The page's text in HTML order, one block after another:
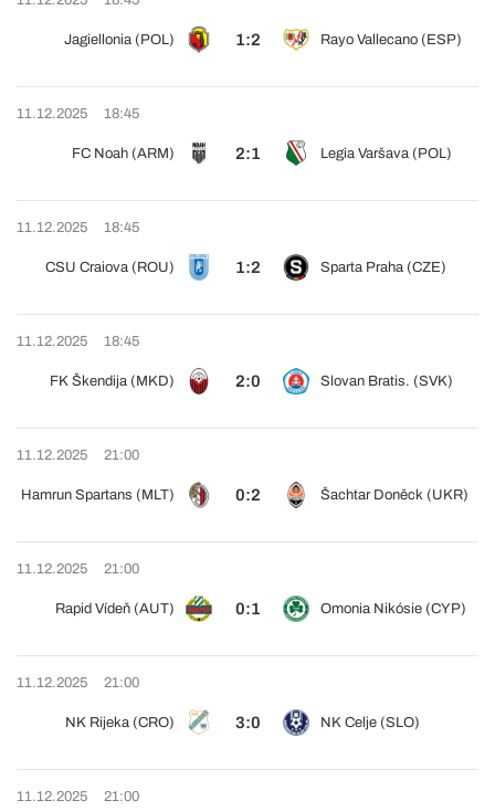
Jagiellonia (POL) 1:2 Rayo Vallecano (ESP)
11.12.2025 18:45
FC Noah (ARM) 2:1 Legia Varšava (POL)
11.12.2025 18:45
CSU Craiova (ROU) 1:2 Sparta Praha (CZE)
11.12.2025 18:45
FK Škendija (MKD) 2:0 Slovan Bratis. (SVK)
11.12.2025 21:00
Hamrun Spartans (MLT) 0:2 Šachtar Doněck (UKR)
11.12.2025 21:00
Rapid Vídeň (AUT) 0:1 Omonia Nikósie (CYP)
11.12.2025 21:00
NK Rijeka (CRO) 3:0 NK Celje (SLO)
11.12.2025 21:00